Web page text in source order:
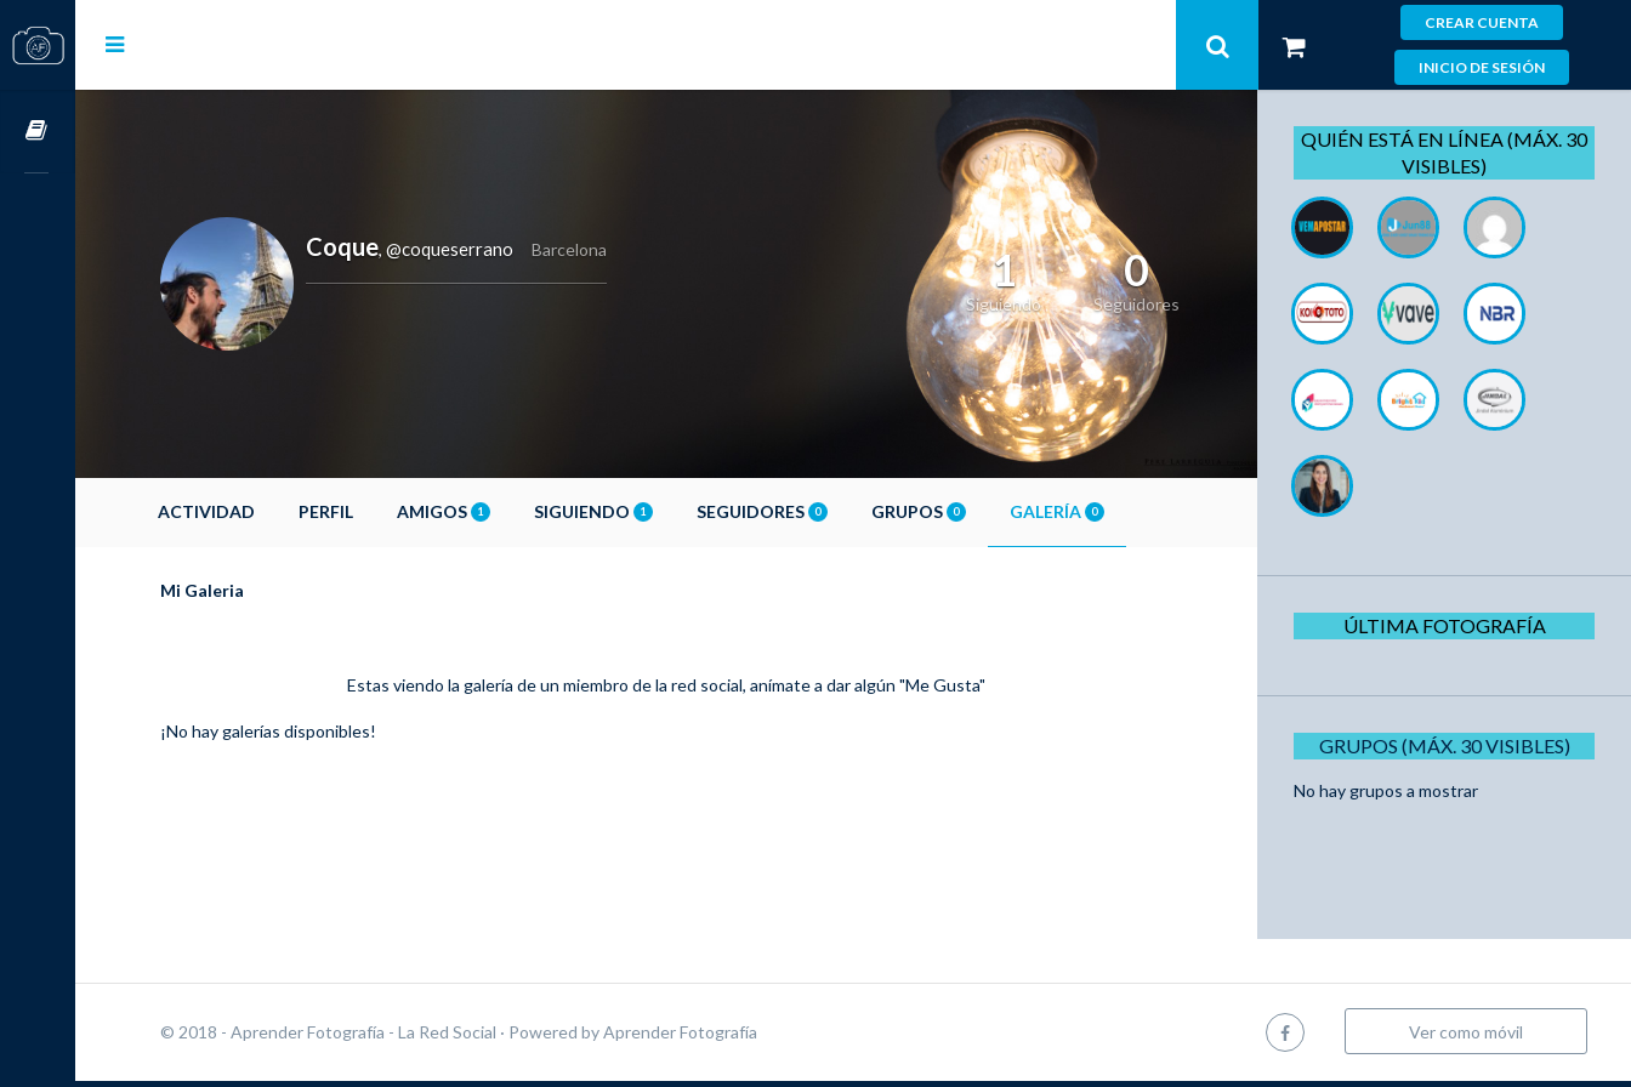
CREAR CUENTA
INICIO DE SESIÓN
Coque, @coqueserrano Barcelona 1
Siguiendo
0
Seguidores
ACTIVIDAD PERFIL AMIGOS 1 SIGUIENDO 1 SEGUIDORES 0 GRUPOS 0 GALERÍA 0
Mi Galeria
Estas viendo la galería de un miembro de la red social, anímate a dar algún "Me Gusta"
¡No hay galerías disponibles!
QUIÉN ESTÁ EN LÍNEA (MÁX. 30
VISIBLES)
ÚLTIMA FOTOGRAFÍA
GRUPOS (MÁX. 30 VISIBLES)
No hay grupos a mostrar
© 2018 - Aprender Fotografía - La Red Social · Powered byAprender Fotografía